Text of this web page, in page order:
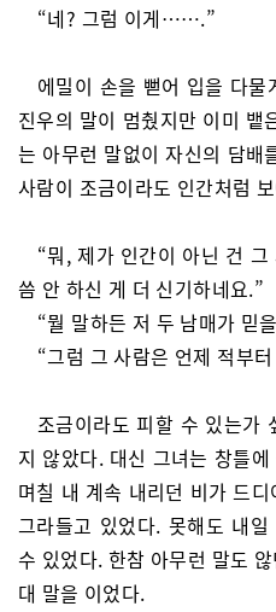
“네? 그럼 이게…….”
에밀이 손을 뻗어 입을 다
진우의 말이 멈췄지만 이미 뱉
는 아무런 말없이 자신의 담배
사람이 조금이라도 인간처럼
“뭐, 제가 인간이 아닌 건
씀 안 하신 게 더 신기하네요.”
“뭘 말하든 저 두 남매가 믿
“그럼 그 사람은 언제 적부
조금이라도 피할 수 있는가
지 않았다. 대신 그녀는 창틀
며칠 내 계속 내리던 비가 드
그라들고 있었다. 못해도 내
수 있었다. 한참 아무런 말도
대 말을 이었다.